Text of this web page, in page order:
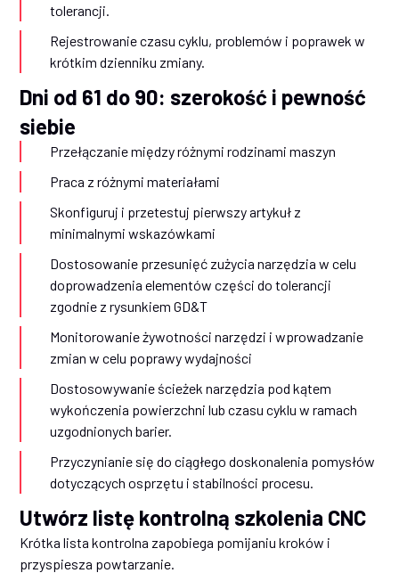
tolerancji.
Rejestrowanie czasu cyklu, problemów i poprawek w
krótkim dzienniku zmiany.
Dni od 61 do 90: szerokość i pewność
siebie
Przełączanie między różnymi rodzinami maszyn
Praca z różnymi materiałami
Skonfiguruj i przetestuj pierwszy artykuł z
minimalnymi wskazówkami
Dostosowanie przesunięć zużycia narzędzia w celu
doprowadzenia elementów części do tolerancji
zgodnie z rysunkiem GD&T
Monitorowanie żywotności narzędzi i wprowadzanie
zmian w celu poprawy wydajności
Dostosowywanie ścieżek narzędzia pod kątem
wykończenia powierzchni lub czasu cyklu w ramach
uzgodnionych barier.
Przyczynianie się do ciągłego doskonalenia pomysłów
dotyczących osprzętu i stabilności procesu.
Utwórz listę kontrolną szkolenia CNC
Krótka lista kontrolna zapobiega pomijaniu kroków i
przyspiesza powtarzanie.